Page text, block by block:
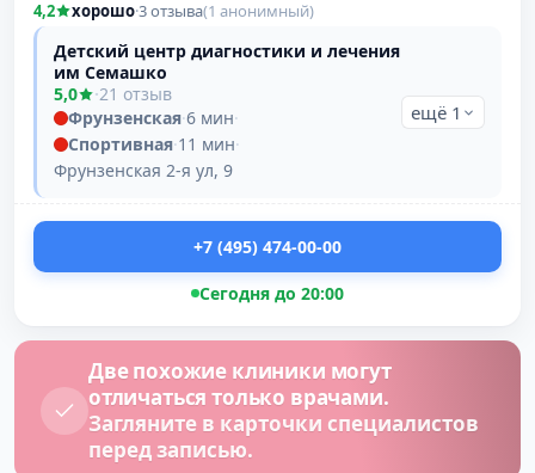
4,2 хорошо·3 отзыва(1 анонимный)
Детский центр диагностики и лечения
им Семашко
5,0
·21 отзыв
Фрунзенская·6 мин·
Спортивная·11 мин·
Фрунзенская 2-я ул, 9
ещё 1
+7 (495) 474-00-00
Сегодня до 20:00
Две похожие клиники могут
отличаться только врачами.
Загляните в карточки специалистов
перед записью.